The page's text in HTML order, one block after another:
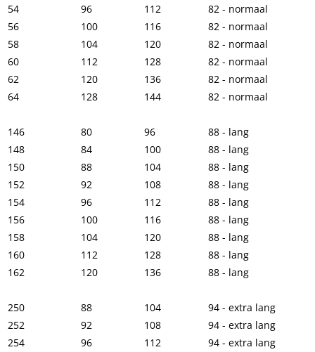
54
96 112
82 - normaal
56
100 116
82 - normaal
58
104 120
82 - normaal
60
112 128
82 - normaal
62
120 136
82 - normaal
64
128 144 82 - normaal
146 80 96
88 - lang
148
84 100
88 - lang
150
88 104
88 - lang
152
92 108
88 - lang
154
96 112
88 - lang
156
100 116
88 - lang
158
104 120
88 - lang
160
112 128
88 - lang
162
120 136 88 - lang
250 88 104
94 - extra lang
252
92 108
94 - extra lang
254
96 112
94 - extra lang